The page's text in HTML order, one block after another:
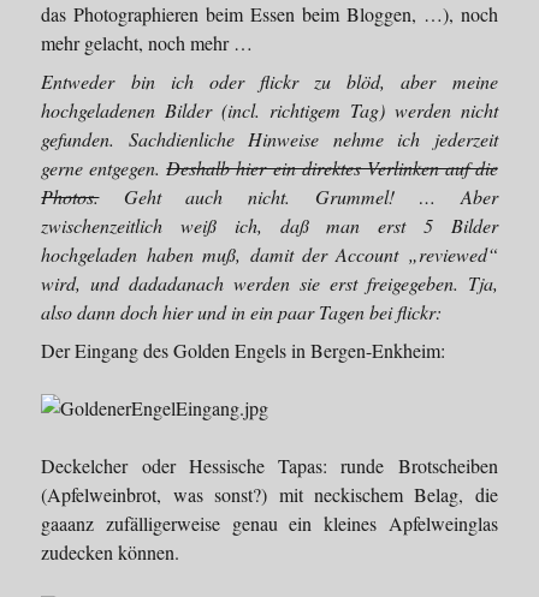
das Photographieren beim Essen beim Bloggen, …), noch
mehr gelacht, noch mehr …
Entweder bin ich oder flickr zu blöd, aber meine
hochgeladenen Bilder (incl. richtigem Tag) werden nicht
gefunden. Sachdienliche Hinweise nehme ich jederzeit
gerne entgegen.Deshalb hier ein direktes Verlinken auf die
Photos.Geht auch nicht. Grummel! … Aber
zwischenzeitlich weiß ich, daß man erst 5 Bilder
hochgeladen haben muß, damit der Account „reviewed“
wird, und dadadanach werden sie erst freigegeben. Tja,
also dann doch hier und in ein paar Tagen bei flickr:
Der Eingang des Golden Engels in Bergen-Enkheim:
Deckelcher oder Hessische Tapas: runde Brotscheiben
(Apfelweinbrot, was sonst?) mit neckischem Belag, die
gaaanz zufälligerweise genau ein kleines Apfelweinglas
zudecken können.